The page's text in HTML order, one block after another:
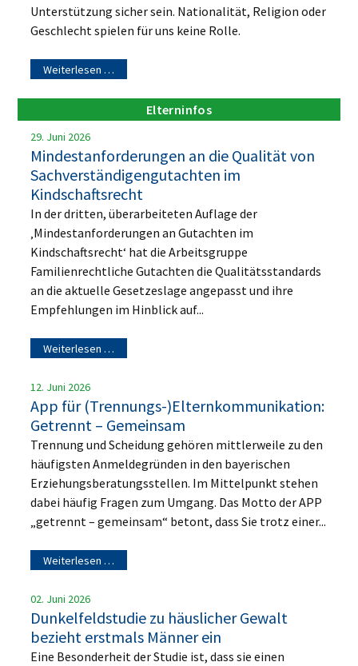
Unterstützung sicher sein. Nationalität, Religion oder
Geschlecht spielen für uns keine Rolle.
Weiterlesen …
Elterninfos
29. Juni 2026
Mindestanforderungen an die Qualität von
Sachverständigengutachten im
Kindschaftsrecht
In der dritten, überarbeiteten Auflage der
‚Mindestanforderungen an Gutachten im
Kindschaftsrecht‘ hat die Arbeitsgruppe
Familienrechtliche Gutachten die Qualitätsstandards
an die aktuelle Gesetzeslage angepasst und ihre
Empfehlungen im Hinblick auf...
Weiterlesen …
12. Juni 2026
App für (Trennungs-)Elternkommunikation:
Getrennt – Gemeinsam
Trennung und Scheidung gehören mittlerweile zu den
häufigsten Anmeldegründen in den bayerischen
Erziehungsberatungsstellen. Im Mittelpunkt stehen
dabei häufig Fragen zum Umgang. Das Motto der APP
„getrennt – gemeinsam“ betont, dass Sie trotz einer...
Weiterlesen …
02. Juni 2026
Dunkelfeldstudie zu häuslicher Gewalt
bezieht erstmals Männer ein
Eine Besonderheit der Studie ist, dass sie einen